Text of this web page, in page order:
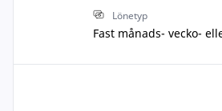
Lönetyp
Fast månads- vecko-